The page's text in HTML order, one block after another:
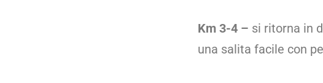
Km 3-4 – si ritorna in
una salita facile con